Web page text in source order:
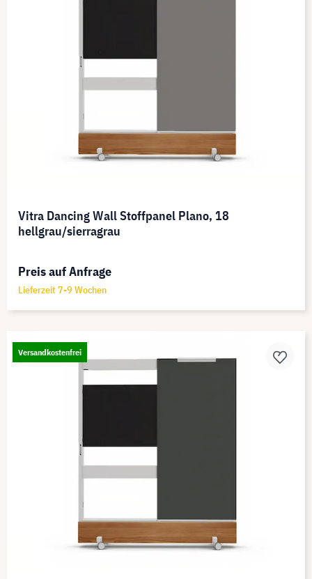
Vitra Dancing Wall Stoffpanel Plano, 18
hellgrau/sierragrau
Preis auf Anfrage
Lieferzeit 7-9 Wochen
Versandkostenfrei